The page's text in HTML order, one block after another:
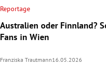
Reportage
Australien oder Finnland?
Fans in Wien
Franziska Trautmann16.05.2026